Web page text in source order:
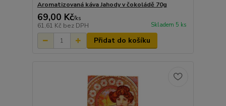
Aromatizovaná káva Jahody v čokoládě 70g
69,00 Kč/ks
61,61 Kč bez DPH Skladem 5 ks
Přidat do košíku